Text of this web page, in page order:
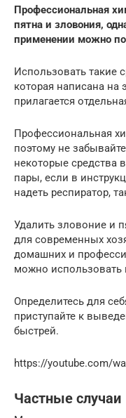
Профессиональная
пятна и зловония,
применении можно
Использовать такие
которая написана на
прилагается
Профессиональная
поэтому не
некоторые средства
пары, если в
надеть респиратор,
Удалить зловоние и
для современных
домашних и
можно использовать
Определитесь для
приступайте к
быстрей.
https://youtube.com/
Частные случаи